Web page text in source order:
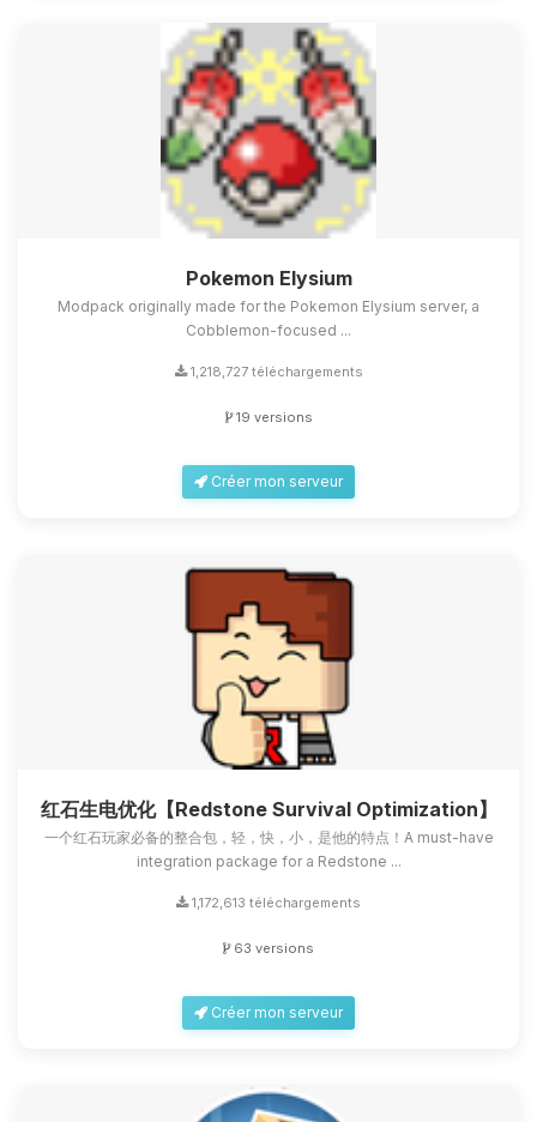
Pokemon Elysium
Modpack originally made for the Pokemon Elysium server, a
Cobblemon-focused ...
1,218,727 téléchargements
19 versions
Créer mon serveur
红石生电优化【Redstone Survival Optimization】
一个红石玩家必备的整合包，轻，快，小，是他的特点！A must-have
integration package for a Redstone ...
1,172,613 téléchargements
63 versions
Créer mon serveur